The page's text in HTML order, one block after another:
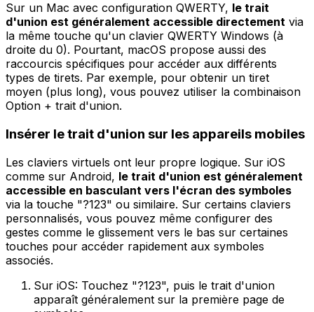
Sur un Mac avec configuration QWERTY, le trait
d'union est généralement accessible directement via
la même touche qu'un clavier QWERTY Windows (à
droite du 0). Pourtant, macOS propose aussi des
raccourcis spécifiques pour accéder aux différents
types de tirets. Par exemple, pour obtenir un tiret
moyen (plus long), vous pouvez utiliser la combinaison
Option + trait d'union.
Insérer le trait d'union sur les appareils mobiles
Les claviers virtuels ont leur propre logique. Sur iOS
comme sur Android, le trait d'union est généralement
accessible en basculant vers l'écran des symboles
via la touche "?123" ou similaire. Sur certains claviers
personnalisés, vous pouvez même configurer des
gestes comme le glissement vers le bas sur certaines
touches pour accéder rapidement aux symboles
associés.
Sur iOS: Touchez "?123", puis le trait d'union
apparaît généralement sur la première page de